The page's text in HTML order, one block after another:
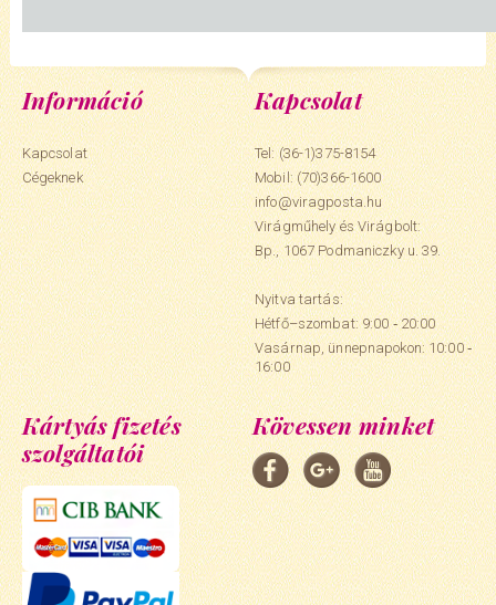
Információ
Kapcsolat
Cégeknek
Kapcsolat
Tel: (36-1)375-8154
Mobil:(70)366-1600
info@viragposta.hu
Virágműhely és Virágbolt:
Bp., 1067 Podmaniczky u. 39.
Nyitva tartás:
Hétfő–szombat: 9:00 ‑ 20:00
Vasárnap, ünnepnapokon: 10:00 ‑
16:00
Kártyás fizetés
szolgáltatói
Kövessen minket